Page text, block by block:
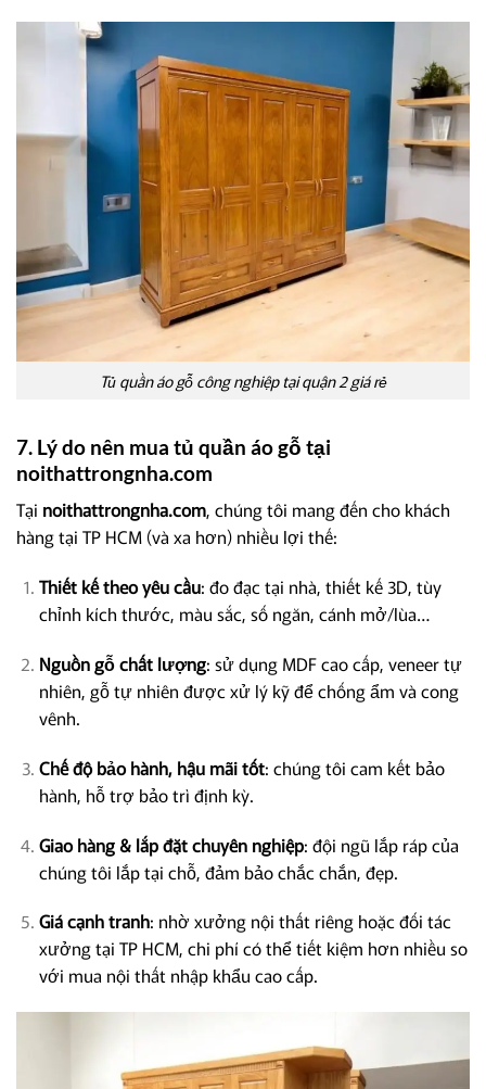
Tủ quần áo gỗ công nghiệp tại quận 2 giá rẻ
7. Lý do nên mua tủ quần áo gỗ tại
noithattrongnha.com
Tại noithattrongnha.com, chúng tôi mang đến cho khách
hàng tại TP HCM (và xa hơn) nhiều lợi thế:
Thiết kế theo yêu cầu: đo đạc tại nhà, thiết kế 3D, tùy
chỉnh kích thước, màu sắc, số ngăn, cánh mở/lùa…
Nguồn gỗ chất lượng: sử dụng MDF cao cấp, veneer tự
nhiên, gỗ tự nhiên được xử lý kỹ để chống ẩm và cong
vênh.
Chế độ bảo hành, hậu mãi tốt: chúng tôi cam kết bảo
hành, hỗ trợ bảo trì định kỳ.
Giao hàng & lắp đặt chuyên nghiệp: đội ngũ lắp ráp của
chúng tôi lắp tại chỗ, đảm bảo chắc chắn, đẹp.
Giá cạnh tranh: nhờ xưởng nội thất riêng hoặc đối tác
xưởng tại TP HCM, chi phí có thể tiết kiệm hơn nhiều so
với mua nội thất nhập khẩu cao cấp.